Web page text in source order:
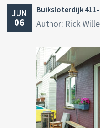
JUN
06
Buiksloterdijk
Author: Rick